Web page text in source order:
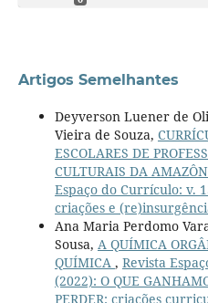
Artigos Semelhantes
Deyverson Luener de
Vieira de Souza,
ESCOLARES DE
CULTURAIS DA
Espaço do Currículo: v.
criações e
Ana Maria Perdomo
Sousa, A QUÍMICA
QUÍMICA , Revista
(2022): O QUE
PERDER: criações